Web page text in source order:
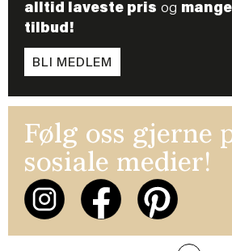
alltid laveste pris og
tilbud!
BLI MEDLEM
Følg oss gjerne
sosiale medier!